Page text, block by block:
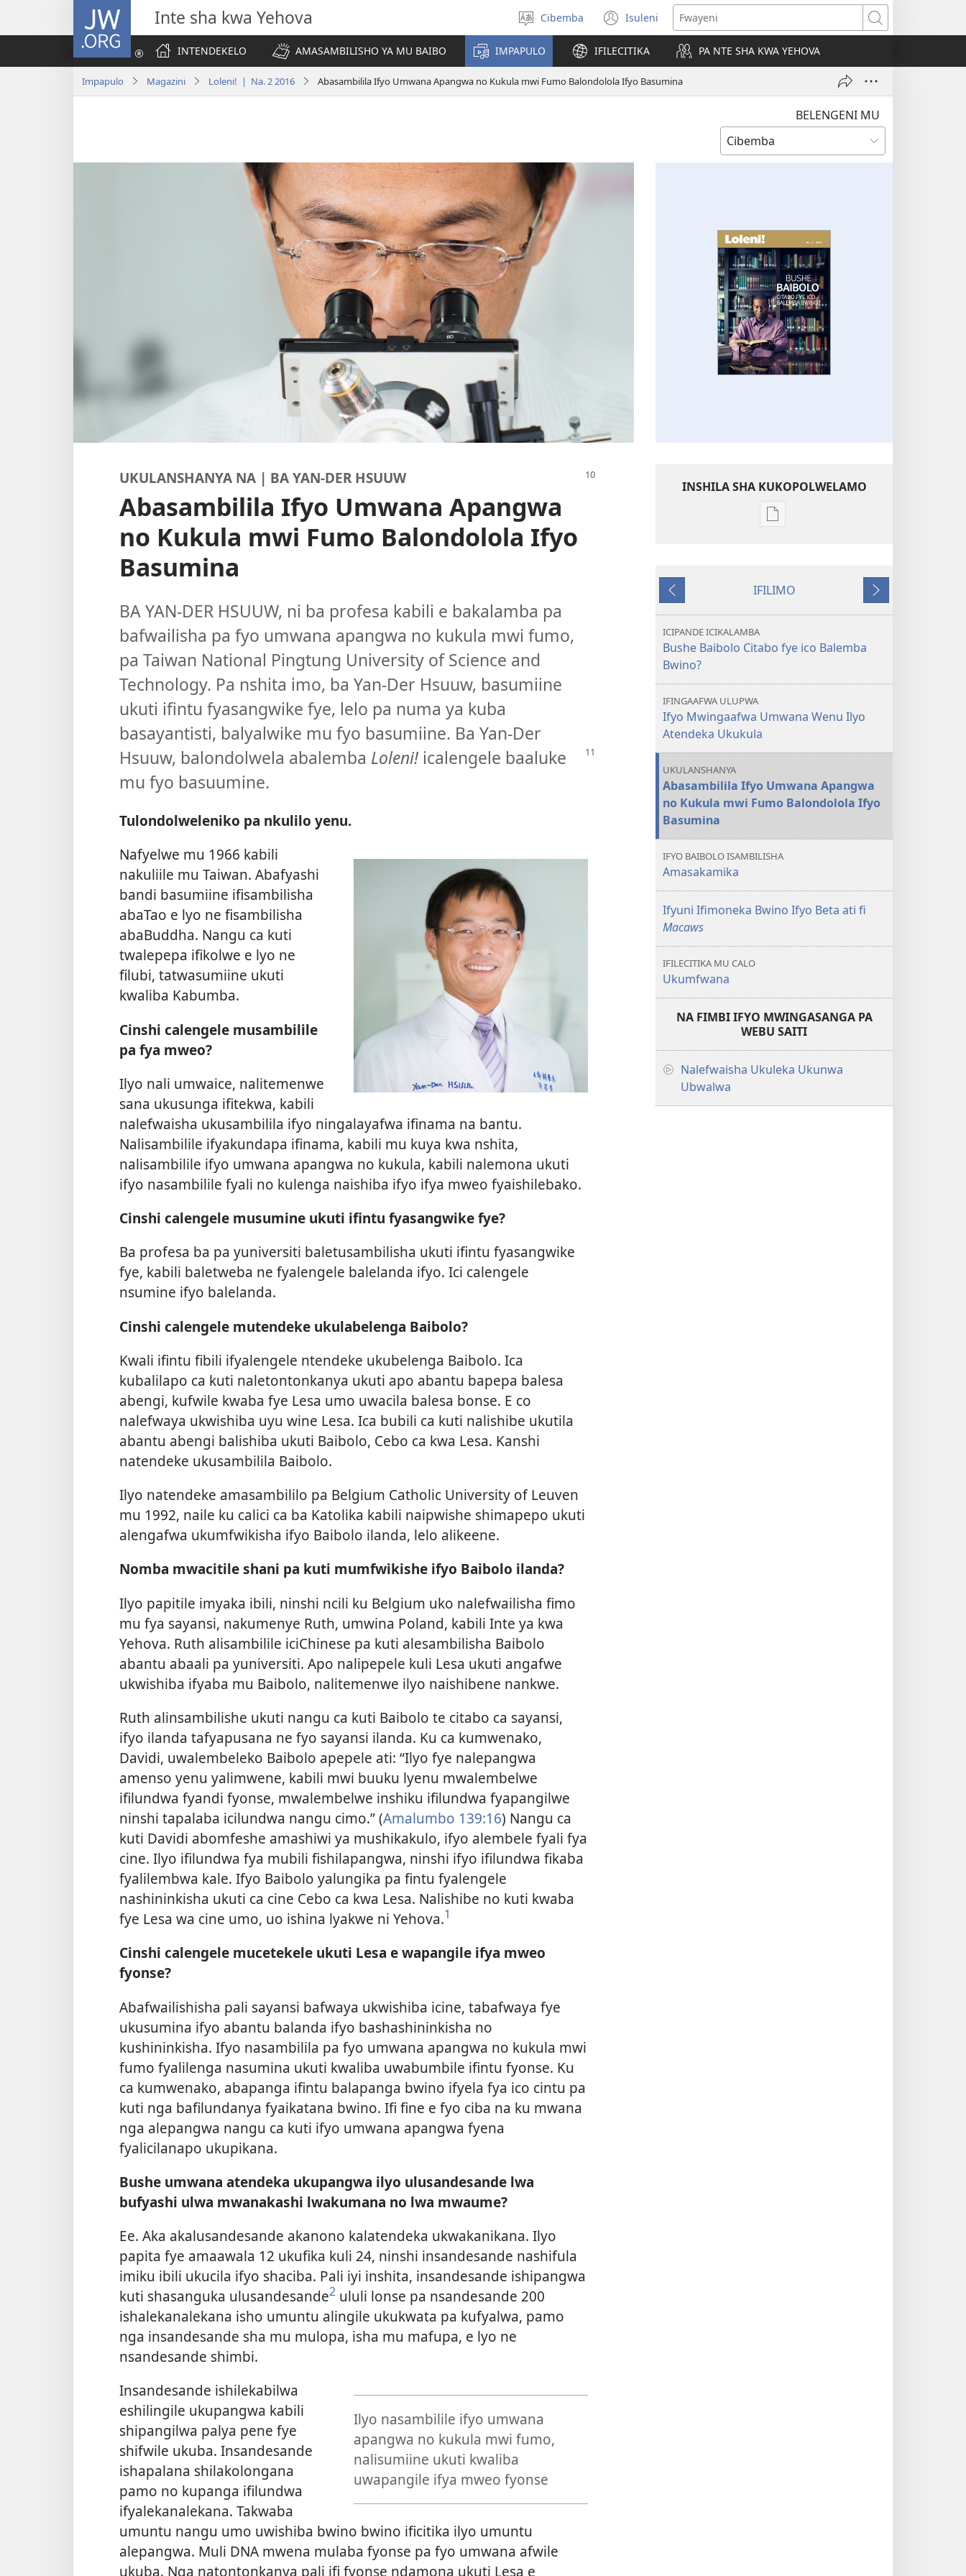
JW.ORG Inte sha kwa Yehova
Saleni
ululimi
Cibemba Isuleni
(yalaisula
na
imbi)
Fwayeni
INTENDEKELO
AMASAMBILISHO YA MU BAIBO IMPAPULO IFILECITIKA PA NTE SHA KWA YEHOVA
Impapulo Magazini Loleni! | Na. 2 2016 Abasambilila Ifyo Umwana Apangwa no Kukula mwi Fumo Balondolola Ifyo Basumina
BELENGENI MU
UKULANSHANYA NA | BA YAN-DER HSUUW
Abasambilila Ifyo Umwana Apangwa
no Kukula mwi Fumo Balondolola Ifyo
Basumina
BA YAN-DER HSUUW, ni ba profesa kabili e bakalamba pa
bafwailisha pa fyo umwana apangwa no kukula mwi fumo,
pa Taiwan National Pingtung University of Science and
Technology. Pa nshita imo, ba Yan-Der Hsuuw, basumiine
ukuti ifintu fyasangwike fye, lelo pa numa ya kuba
basayantisti, balyalwike mu fyo basumiine. Ba Yan-Der
Hsuuw, balondolwela abalemba Loleni!icalengele baaluke
mu fyo basuumine.
Tulondolweleniko pa nkulilo yenu.
Nafyelwe mu 1966 kabili
nakuliile mu Taiwan. Abafyashi
bandi basumiine ifisambilisha
abaTao e lyo ne fisambilisha
abaBuddha. Nangu ca kuti
twalepepa ifikolwe e lyo ne
filubi, tatwasumiine ukuti
kwaliba Kabumba.
Cinshi calengele musambilile
pa fya mweo?
Ilyo nali umwaice, nalitemenwe
sana ukusunga ifitekwa, kabili
nalefwaisha ukusambilila ifyo ningalayafwa ifinama na bantu.
Nalisambilile ifyakundapa ifinama, kabili mu kuya kwa nshita,
nalisambilile ifyo umwana apangwa no kukula, kabili nalemona ukuti
ifyo nasambilile fyali no kulenga naishiba ifyo ifya mweo fyaishilebako.
Cinshi calengele musumine ukuti ifintu fyasangwike fye?
Ba profesa ba pa yuniversiti baletusambilisha ukuti ifintu fyasangwike
fye, kabili baletweba ne fyalengele balelanda ifyo. Ici calengele
nsumine ifyo balelanda.
Cinshi calengele mutendeke ukulabelenga Baibolo?
Kwali ifintu fibili ifyalengele ntendeke ukubelenga Baibolo. Ica
kubalilapo ca kuti naletontonkanya ukuti apo abantu bapepa balesa
abengi, kufwile kwaba fye Lesa umo uwacila balesa bonse. E co
nalefwaya ukwishiba uyu wine Lesa. Ica bubili ca kuti nalishibe ukutila
abantu abengi balishiba ukuti Baibolo, Cebo ca kwa Lesa. Kanshi
natendeke ukusambilila Baibolo.
Ilyo natendeke amasambililo pa Belgium Catholic University of Leuven
mu 1992, naile ku calici ca ba Katolika kabili naipwishe shimapepo ukuti
alengafwa ukumfwikisha ifyo Baibolo ilanda, lelo alikeene.
Nomba mwacitile shani pa kuti mumfwikishe ifyo Baibolo ilanda?
Ilyo papitile imyaka ibili, ninshi ncili ku Belgium uko nalefwailisha fimo
mu fya sayansi, nakumenye Ruth, umwina Poland, kabili Inte ya kwa
Yehova. Ruth alisambilile iciChinese pa kuti alesambilisha Baibolo
abantu abaali pa yuniversiti. Apo nalipepele kuli Lesa ukuti angafwe
ukwishiba ifyaba mu Baibolo, nalitemenwe ilyo naishibene nankwe.
Ruth alinsambilishe ukuti nangu ca kuti Baibolo te citabo ca sayansi,
ifyo ilanda tafyapusana ne fyo sayansi ilanda. Ku ca kumwenako,
Davidi, uwalembeleko Baibolo apepele ati: “Ilyo fye nalepangwa
amenso yenu yalimwene, kabili mwi buuku lyenu mwalembelwe
ifilundwa fyandi fyonse, mwalembelwe inshiku ifilundwa fyapangilwe
ninshi tapalaba icilundwa nangu cimo.” (Amalumbo 139:16) Nangu ca
kuti Davidi abomfeshe amashiwi ya mushikakulo, ifyo alembele fyali fya
cine. Ilyo ifilundwa fya mubili fishilapangwa, ninshi ifyo ifilundwa fikaba
fyalilembwa kale. Ifyo Baibolo yalungika pa fintu fyalengele
nashininkisha ukuti ca cine Cebo ca kwa Lesa. Nalishibe no kuti kwaba
fye Lesa wa cine umo, uo ishina lyakwe ni Yehova.1
Cinshi calengele mucetekele ukuti Lesa e wapangile ifya mweo
fyonse?
Abafwailishisha pali sayansi bafwaya ukwishiba icine, tabafwaya fye
ukusumina ifyo abantu balanda ifyo bashashininkisha no
kushininkisha. Ifyo nasambilila pa fyo umwana apangwa no kukula mwi
fumo fyalilenga nasumina ukuti kwaliba uwabumbile ifintu fyonse. Ku
ca kumwenako, abapanga ifintu balapanga bwino ifyela fya ico cintu pa
kuti nga bafilundanya fyaikatana bwino. Ifi fine e fyo ciba na ku mwana
nga alepangwa nangu ca kuti ifyo umwana apangwa fyena
fyalicilanapo ukupikana.
Bushe umwana atendeka ukupangwa ilyo ulusandesande lwa
bufyashi ulwa mwanakashi lwakumana no lwa mwaume?
Ee. Aka akalusandesande akanono kalatendeka ukwakanikana. Ilyo
papita fye amaawala 12 ukufika kuli 24, ninshi insandesande nashifula
imiku ibili ukucila ifyo shaciba. Pali iyi inshita, insandesande ishipangwa
kuti shasanguka ulusandesande2 ululi lonse pa nsandesande 200
ishalekanalekana isho umuntu alingile ukukwata pa kufyalwa, pamo
nga insandesande sha mu mulopa, isha mu mafupa, e lyo ne
nsandesande shimbi.
Ilyo nasambilile ifyo umwana
apangwa no kukula mwi fumo,
nalisumiine ukuti kwaliba
uwapangile ifya mweo fyonse
Insandesande ishilekabilwa
eshilingile ukupangwa kabili
shipangilwa palya pene fye
shifwile ukuba. Insandesande
ishapalana shilakolongana
pamo no kupanga ifilundwa
ifyalekanalekana. Takwaba
umuntu nangu umo uwishiba bwino bwino ificitika ilyo umuntu
alepangwa. Muli DNA mwena mulaba fyonse pa fyo umwana afwile
ukuba. Nga natontonkanya pali ifi fyonse ndamona ukuti Lesa e
INSHILA SHA KUKOPOLWELAMO
Inshila
sha
LOLENI!
Bushe
fye
Icifumineko
IFILIMO
Icikonkelepo
ICIPANDE ICIKALAMBA
Bushe Baibolo Citabo fye ico Balemba
Bwino?
IFINGAAFWA ULUPWA
Ifyo Mwingaafwa Umwana Wenu Ilyo
Atendeka Ukukula
UKULANSHANYA
Abasambilila Ifyo Umwana Apangwa
no Kukula mwi Fumo Balondolola Ifyo
Basumina
IFYO BAIBOLO ISAMBILISHA
Amasakamika
Ifyuni Ifimoneka Bwino Ifyo Beta ati fi
Macaws
IFILECITIKA MU CALO
Ukumfwana
NA FIMBI IFYO MWINGASANGA PA
WEBU SAITI
Nalefwaisha Ukuleka Ukunwa
Ubwalwa